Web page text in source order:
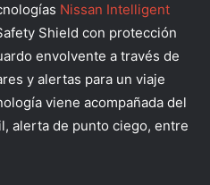
Nissan Intelligent
Shield con protección
envolvente a través de
y alertas para un viaje
viene acompañada del
alerta de punto ciego, entre